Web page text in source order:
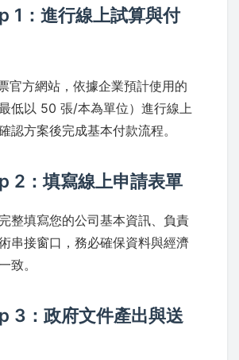
1：進行線上試算與付
官方網站，依據企業預計使用的
低以 50 張/本為單位）進行線上
認方案後完成基本付款流程。
2：填寫線上申請表單
整填寫您的公司基本資訊、負責
串接窗口，務必確保資料與經濟
致。
3：政府文件產出與送